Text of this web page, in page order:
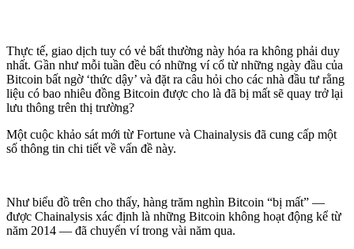
Thực tế, giao dịch tuy có vẻ bất thường này hóa ra không phải duy
nhất. Gần như mỗi tuần đều có những ví cổ từ những ngày đầu của
Bitcoin bất ngờ ‘thức dậy’ và đặt ra câu hỏi cho các nhà đầu tư rằng
liệu có bao nhiêu đồng Bitcoin được cho là đã bị mất sẽ quay trở lại
lưu thông trên thị trường?
Một cuộc khảo sát mới từ Fortune và Chainalysis đã cung cấp một
số thông tin chi tiết về vấn đề này.
Như biểu đồ trên cho thấy, hàng trăm nghìn Bitcoin “bị mất” —
được Chainalysis xác định là những Bitcoin không hoạt động kể từ
năm 2014 — đã chuyển ví trong vài năm qua.